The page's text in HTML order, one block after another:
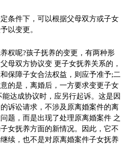
条件下，可以根据父母双方或子女
以变更。
权呢?孩子抚养的变更，有两种形
母双方协议变 更子女抚养关系的，
保障子女合法权益，则应予准予;二
的是，离婚后，一方要求变更子女
达成协议时，应另行起诉。这是因
诉讼请求，不涉及原离婚案件的离
题，而是出现了处理原离婚案件 之
女抚养方面的新情况。因此，它不
续，也不是对原离婚案件子女抚养